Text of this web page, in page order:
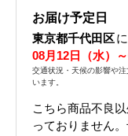
お届け予定日
東京都千代田区
08月12日（水）
交通状況・天候の影響や
います。
こちら商品不良
っておりません